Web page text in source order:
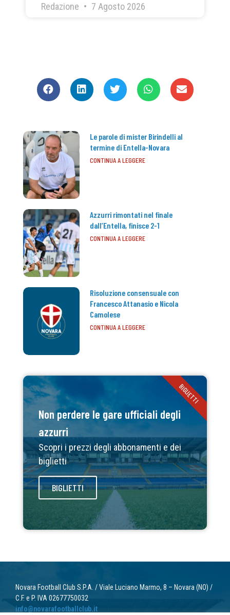
Redazione 7 Agosto 2026
Le parole di mister Birindelli al
termine di Entella-Novara
CONTINUA A LEGGERE
Azzurri rimontati nel finale
dall’Entella, finisce 2-1
CONTINUA A LEGGERE
Risoluzione consensuale con
Francesco Attanasio e Nicola
Camolese
CONTINUA A LEGGERE
Non perdere le gare ufficiali degli
azzurri
Scopri i prezzi degli abbonamenti e dei
biglietti
BIGLIETTI
BIGLIETTI
Novara Football Club S.P.A. / Viale Luciano Marmo, 8 – Novara (NO) /
C.F. e P. IVA 02677750032
info@novarafootballclub.it